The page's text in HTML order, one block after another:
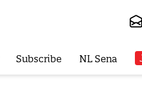
Subscribe NL Sena